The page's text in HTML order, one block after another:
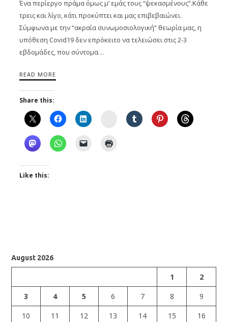
Ένα περίεργο πράμα όμως μ’ εμάς τους “ψεκασμένους”.Κάθε
τρεις και λίγο, κάτι προκύπτει και μας επιβεβαιώνει.
Σύμφωνα με την “ακραία συνωμοσιολογική” θεωρία μας, η
υπόθεση Covid19 δεν επρόκειτο να τελειώσει στις 2-3
εβδομάδες, που σύντομα…
READ MORE
Share this:
Instagram
Like this:
August 2026
1
2
3
4 5 6 7 8
9
10
11 12 13 14 15
16